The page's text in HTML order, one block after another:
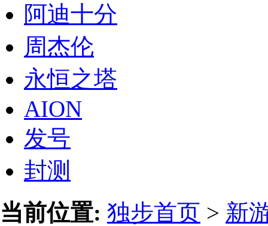
阿迪十分
周杰伦
永恒之塔
AION
发号
封测
当前位置: 独步首页 > 新